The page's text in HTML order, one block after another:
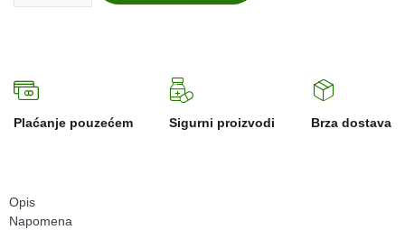
Plaćanje pouzećem Sigurni proizvodi Brza dostava
Opis
Napomena